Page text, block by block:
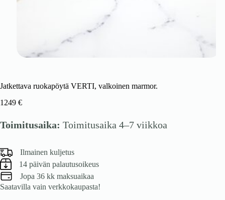
Jatkettava ruokapöytä VERTI, valkoinen marmor.
1249 €
Toimitusaika: Toimitusaika 4–7 viikkoa
Ilmainen kuljetus
14 päivän palautusoikeus
Jopa 36 kk maksuaikaa
Saatavilla vain verkkokaupasta!